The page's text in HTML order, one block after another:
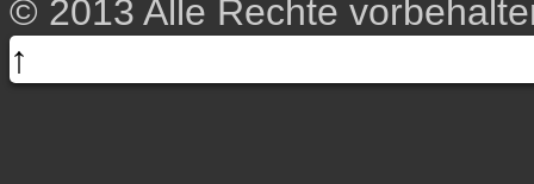
© 2013 Alle Rechte
↑